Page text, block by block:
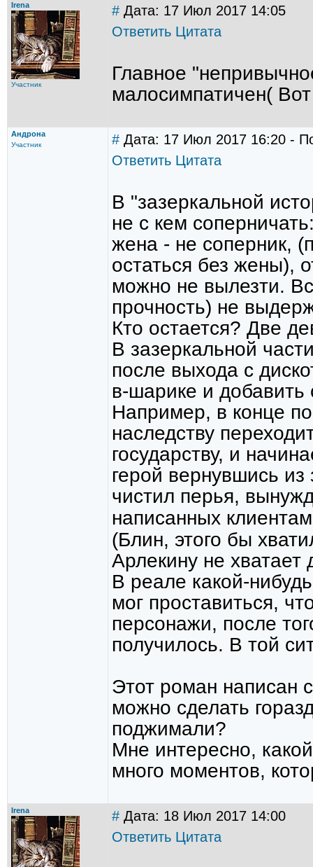
Irena
Участник
# Дата: 17 Июл 2017 14:05
Ответить Цитата
Главное
малосимпатичен(
Андрона
Участник # Дата: 17 Июл 2017 16:20 -
Ответить Цитата
В "зазеркальной
не с кем
жена - не соперник,
остаться без жены),
можно не вылезти.
прочность) не
Кто остается? Две
В зазеркальной
после выхода с
в-шарике и
Например, в конце
наследству
государству, и
герой вернувшись
чистил перья,
написанных
(Блин, этого бы
Арлекину не
В реале какой-
мог проставиться,
персонажи, после
получилось. В той
Этот роман написан
можно сделать
поджимали?
Мне интересно,
много моментов,
Irena # Дата: 18 Июл 2017 14:00
Ответить Цитата